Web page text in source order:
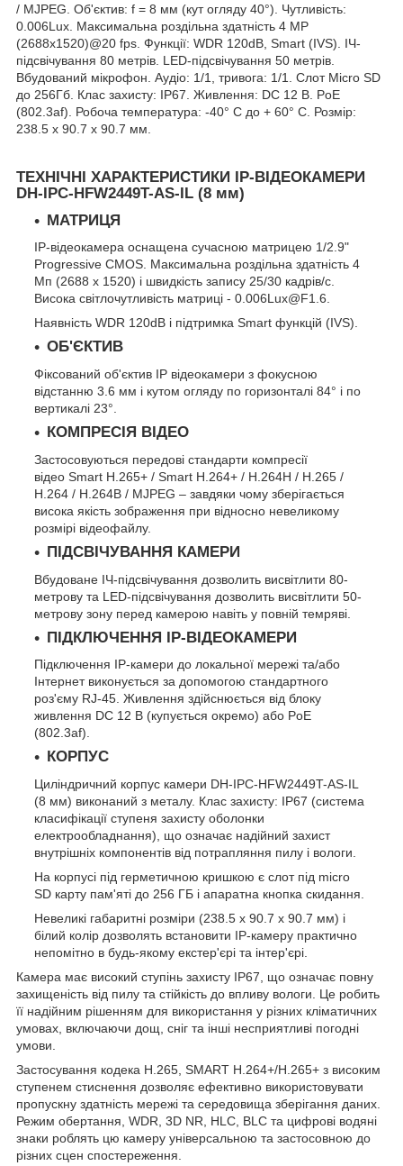
/ MJPEG. Об'єктив: f = 8 мм (кут огляду 40°). Чутливість:
0.006Lux. Максимальна роздільна здатність 4 MP
(2688х1520)@20 fps. Функції: WDR 120dB, Smart (IVS). ІЧ-
підсвічування 80 метрів. LED-підсвічування 50 метрів.
Вбудований мікрофон. Аудіо: 1/1, тривога: 1/1. Слот Micro SD
до 256Гб. Клас захисту: IP67. Живлення: DC 12 В. PoE
(802.3af). Робоча температура: -40° C до + 60° C. Розмір:
238.5 х 90.7 х 90.7 мм.
ТЕХНІЧНІ ХАРАКТЕРИСТИКИ IP-ВІДЕОКАМЕРИ
DH-IPC-HFW2449T-AS-IL (8 мм)
МАТРИЦЯ
IP-відеокамера оснащена сучасною матрицею 1/2.9"
Progressive CMOS. Максимальна роздільна здатність 4
Мп (2688 х 1520) і швидкість запису 25/30 кадрів/с.
Висока світлочутливість матриці - 0.006Lux@F1.6.
Наявність WDR 120dB і підтримка Smart функцій (IVS).
ОБ'ЄКТИВ
Фіксований об'єктив IP відеокамери з фокусною
відстанню 3.6 мм і кутом огляду по горизонталі 84° і по
вертикалі 23°.
КОМПРЕСІЯ ВІДЕО
Застосовуються передові стандарти компресії
відео Smart H.265+ / Smart H.264+ / H.264H / H.265 /
H.264 / H.264B / MJPEG – завдяки чому зберігається
висока якість зображення при відносно невеликому
розмірі відеофайлу.
ПІДСВІЧУВАННЯ КАМЕРИ
Вбудоване ІЧ-підсвічування дозволить висвітлити 80-
метрову та LED-підсвічування дозволить висвітлити 50-
метрову зону перед камерою навіть у повній темряві.
ПІДКЛЮЧЕННЯ IP-ВІДЕОКАМЕРИ
Підключення IP-камери до локальної мережі та/або
Інтернет виконується за допомогою стандартного
роз'єму RJ-45. Живлення здійснюється від блоку
живлення DC 12 В (купується окремо) або PoE
(802.3af).
КОРПУС
Циліндричний корпус камери DH-IPC-HFW2449T-AS-IL
(8 мм) виконаний з металу. Клас захисту: IP67 (система
класифікації ступеня захисту оболонки
електрообладнання), що означає надійний захист
внутрішніх компонентів від потрапляння пилу і вологи.
На корпусі під герметичною кришкою є слот під micro
SD карту пам'яті до 256 ГБ і апаратна кнопка скидання.
Невеликі габаритні розміри (238.5 x 90.7 x 90.7 мм) і
білий колір дозволять встановити IP-камеру практично
непомітно в будь-якому екстер'єрі та інтер'єрі.
Камера має високий ступінь захисту IP67, що означає повну
захищеність від пилу та стійкість до впливу вологи. Це робить
її надійним рішенням для використання у різних кліматичних
умовах, включаючи дощ, сніг та інші несприятливі погодні
умови.
Застосування кодека H.265, SMART H.264+/H.265+ з високим
ступенем стиснення дозволяє ефективно використовувати
пропускну здатність мережі та середовища зберігання даних.
Режим обертання, WDR, 3D NR, HLC, BLC та цифрові водяні
знаки роблять цю камеру універсальною та застосовною до
різних сцен спостереження.